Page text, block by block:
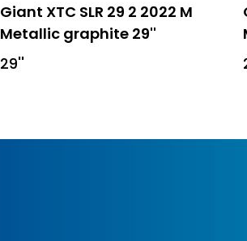
Giant XTC SLR 29 2 2022 M
Metallic graphite 29''
29''